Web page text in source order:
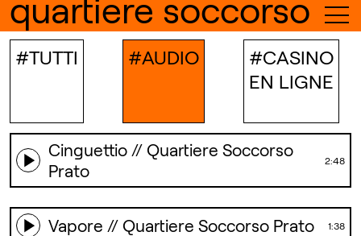
quartiere soccorso
ABOUT
TIMELINE
ARCHIVE
#TUTTI #AUDIO
#CASINO
EN LIGNE
Cinguettio // Quartiere Soccorso
Prato
2:48
Vapore // Quartiere Soccorso Prato 1:38